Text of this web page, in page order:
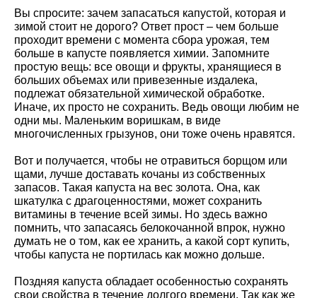
Вы спросите: зачем запасаться капустой, которая и
зимой стоит не дорого? Ответ прост – чем больше
проходит времени с момента сбора урожая, тем
больше в капусте появляется химии. Запомните
простую вещь: все овощи и фрукты, хранящиеся в
больших объемах или привезенные издалека,
подлежат обязательной химической обработке.
Иначе, их просто не сохранить. Ведь овощи любим не
одни мы. Маленьким воришкам, в виде
многочисленных грызунов, они тоже очень нравятся.
Вот и получается, чтобы не отравиться борщом или
щами, лучше доставать кочаны из собственных
запасов. Такая капуста на вес золота. Она, как
шкатулка с драгоценностями, может сохранить
витамины в течение всей зимы. Но здесь важно
помнить, что запасаясь белокочанной впрок, нужно
думать не о том, как ее хранить, а какой сорт купить,
чтобы капуста не портилась как можно дольше.
Поздняя капуста обладает особенностью сохранять
свои свойства в течение долгого времени. Так как же